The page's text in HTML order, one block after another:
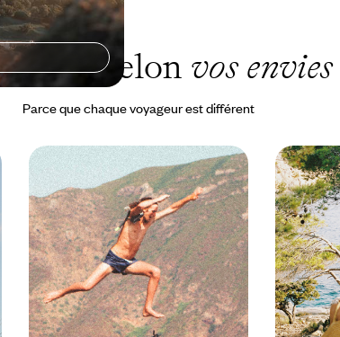
selon vos envies
Parce que chaque voyageur est différent